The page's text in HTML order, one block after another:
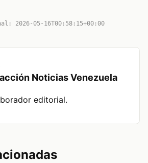
2026-05-16T00:58:15+00:00
Noticias Venezuela
editorial.